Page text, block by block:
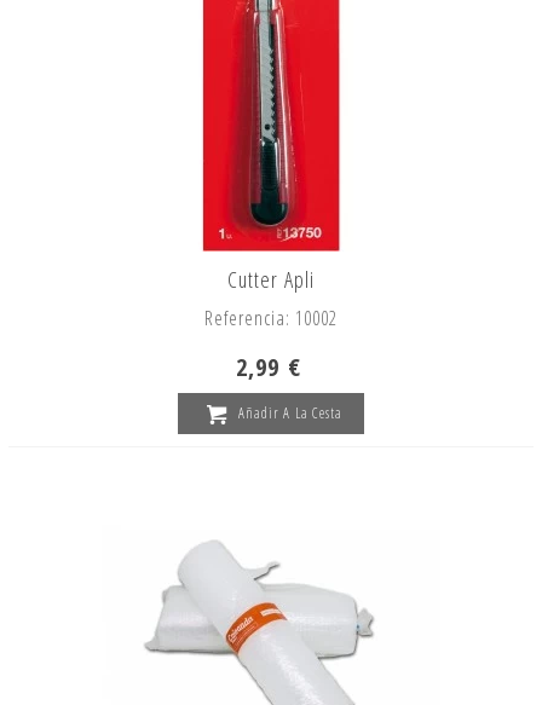
Cutter Apli
Referencia: 10002
2,99 €
Añadir A La Cesta